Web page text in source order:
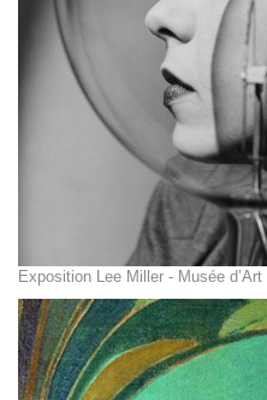
Exposition Lee Miller - Musée